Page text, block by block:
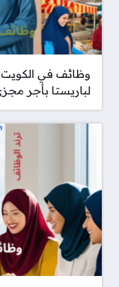
وظائف في الكويت
لباريستا بأجر